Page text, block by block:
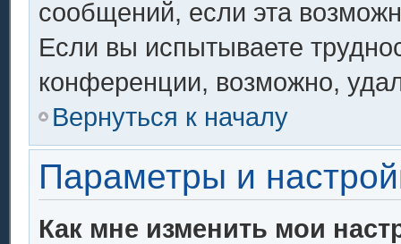
сообщений, если эта
Если вы испытываете
конференции, возможно,
Вернуться к началу
Параметры и
Как мне изменить мои